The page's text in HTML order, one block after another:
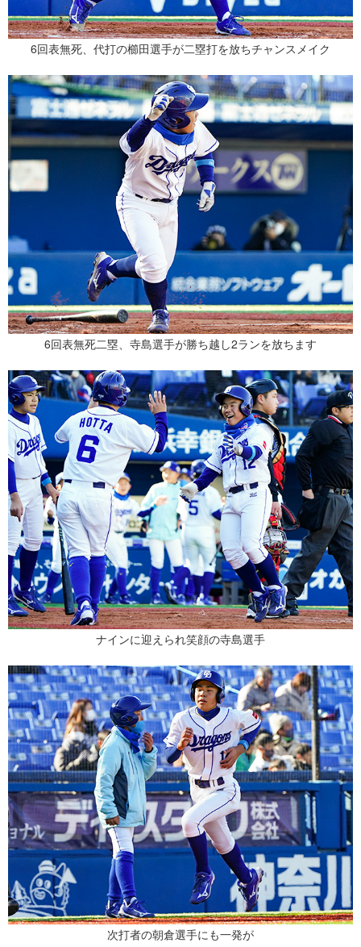
6回表無死、代打の櫛田選手が二塁打を放ちチャンスメイク
6回表無死二塁、寺島選手が勝ち越し2ランを放ちます
ナインに迎えられ笑顔の寺島選手
次打者の朝倉選手にも一発が